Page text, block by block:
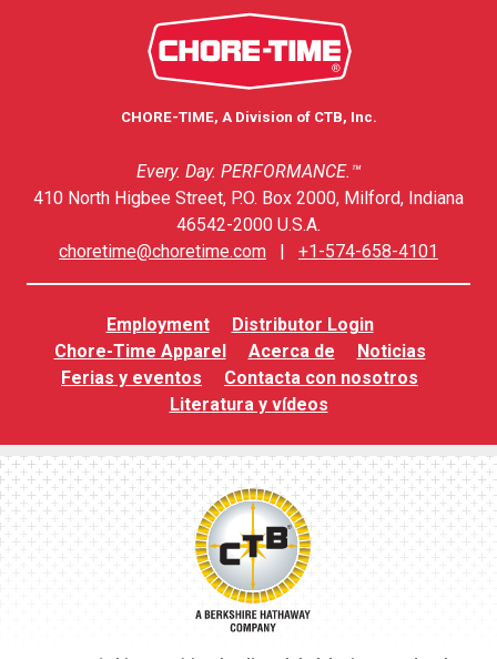
CHORE-TIME, A Division of CTB, Inc.
Every. Day. PERFORMANCE.™
410 North Higbee Street, P.O. Box 2000, Milford, Indiana
46542-2000 U.S.A.
choretime@choretime.com | +1-574-658-4101
Employment
Distributor Login
Chore-Time Apparel
Acerca de
Noticias
Ferias y eventos
Contacta con nosotros
Literatura y vídeos